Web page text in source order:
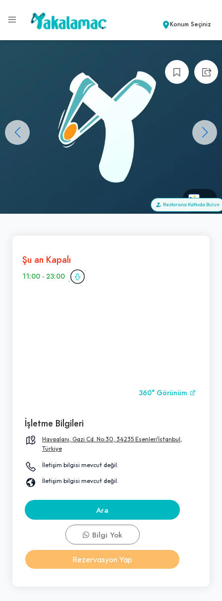
Konum Seçiniz
+1
Restorana Katkıda Bulun
Şu an Kapalı
11:00 - 23:00
360° Görünüm
İşletme Bilgileri
Havaalanı, Gazi Cd. No:30, 34235 Esenler/İstanbul,
Türkiye
İletişim bilgisi mevcut değil.
İletişim bilgisi mevcut değil.
Ara
Bilgi Yok
Rezervasyon Yap